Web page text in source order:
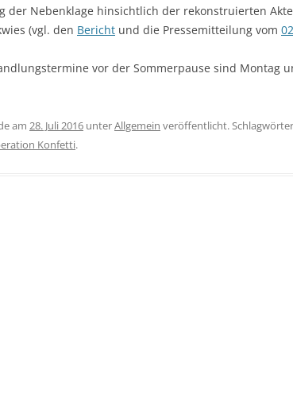
der Nebenklage hinsichtlich der rekonstruierten
(vgl. den Bericht und die Pressemitteilung vom
vor der Sommerpause sind Montag
am 28. Juli 2016 unterAllgemein veröffentlicht.
Konfetti.